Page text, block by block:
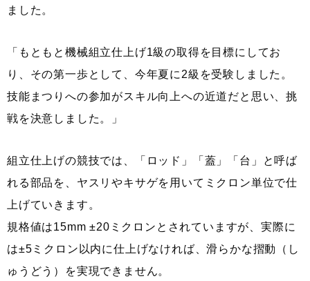
ました。
「もともと機械組立仕上げ1級の取得を目標にしてお
り、その第一歩として、今年夏に2級を受験しました。
技能まつりへの参加がスキル向上への近道だと思い、挑
戦を決意しました。」
組立仕上げの競技では、「ロッド」「蓋」「台」と呼ば
れる部品を、ヤスリやキサゲを用いてミクロン単位で仕
上げていきます。
規格値は15mm ±20ミクロンとされていますが、実際に
は±5ミクロン以内に仕上げなければ、滑らかな摺動（し
ゅうどう）を実現できません。